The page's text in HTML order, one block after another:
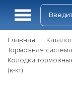
Главная Каталог
Тормозная система
Колодки
(к-кт)